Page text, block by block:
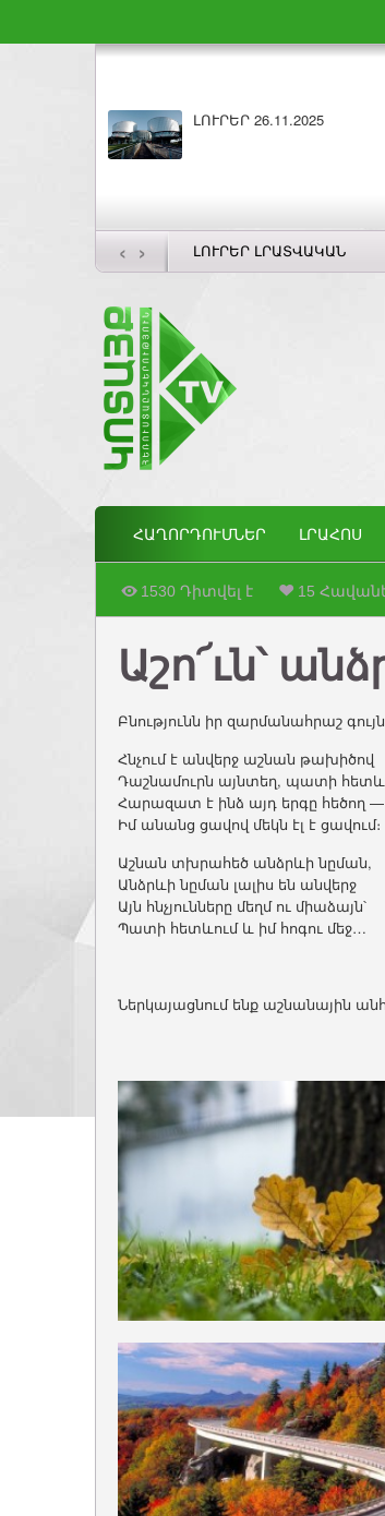
ԼՈՒՐԵՐ 26.11.2025
‹ › ԼՈՒՐԵՐ ԼՐԱՏՎԱԿԱՆ
ՀԱՂՈՐԴՈՒՄՆԵՐ ԼՐԱՀՈՍ
1530 Դիտվել է 15
Աշո՜ւն՝
Բնությունն իր զարմանահրաշ
Հնչում է անվերջ աշնան թախիծով
Դաշնամուրն այնտեղ, պատի
Հարազատ է ինձ այդ երգը հեծող —
Իմ անանց ցավով մեկն էլ է ցավում։
Աշնան տխրահեծ անձրևի նըման,
Անձրևի նըման լալիս են անվերջ
Այն հնչյունները մեղմ ու միաձայն՝
Պատի հետևում և իմ հոգու մեջ…
Ներկայացնում ենք աշնանային